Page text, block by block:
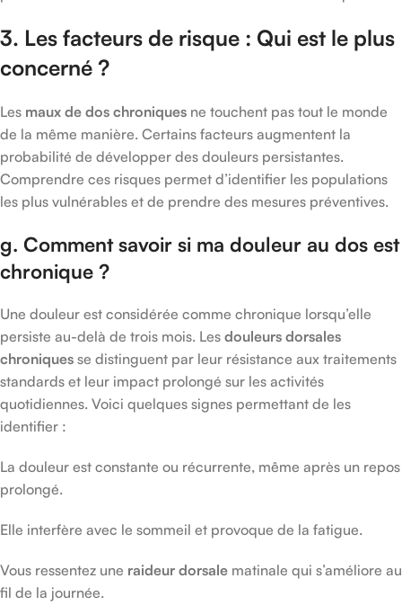
3. Les facteurs de risque : Qui est le plus
concerné ?
Les maux de dos chroniques ne touchent pas tout le monde
de la même manière. Certains facteurs augmentent la
probabilité de développer des douleurs persistantes.
Comprendre ces risques permet d’identifier les populations
les plus vulnérables et de prendre des mesures préventives.
g. Comment savoir si ma douleur au dos est
chronique ?
Une douleur est considérée comme chronique lorsqu’elle
persiste au-delà de trois mois. Les douleurs dorsales
chroniques se distinguent par leur résistance aux traitements
standards et leur impact prolongé sur les activités
quotidiennes. Voici quelques signes permettant de les
identifier :
La douleur est constante ou récurrente, même après un repos
prolongé.
Elle interfère avec le sommeil et provoque de la fatigue.
Vous ressentez une raideur dorsale matinale qui s’améliore au
fil de la journée.